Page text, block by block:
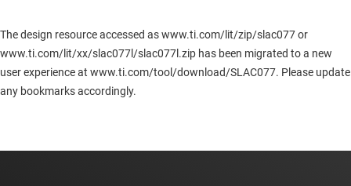
The design resource accessed as www.ti.com/lit/zip/slac077 or
www.ti.com/lit/xx/slac077l/slac077l.zip has been migrated to a new
user experience at www.ti.com/tool/download/SLAC077. Please update
any bookmarks accordingly.